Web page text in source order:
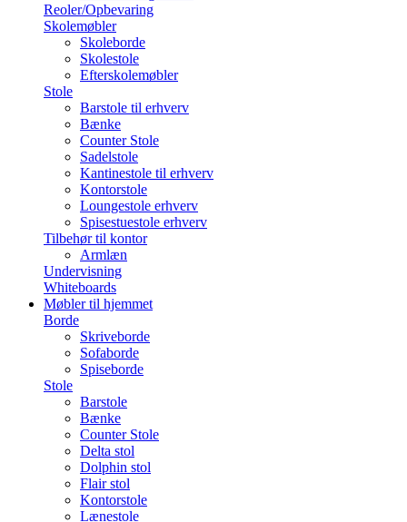
Reoler/Opbevaring
Skolemøbler
Skoleborde
Skolestole
Efterskolemøbler
Stole
Barstole til erhverv
Bænke
Counter Stole
Sadelstole
Kantinestole til erhverv
Kontorstole
Loungestole erhverv
Spisestuestole erhverv
Tilbehør til kontor
Armlæn
Undervisning
Whiteboards
Møbler til hjemmet
Borde
Skriveborde
Sofaborde
Spiseborde
Stole
Barstole
Bænke
Counter Stole
Delta stol
Dolphin stol
Flair stol
Kontorstole
Lænestole